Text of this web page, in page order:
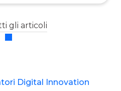
implementarlo
mapping, è un
gli articoli
Digital Innovation